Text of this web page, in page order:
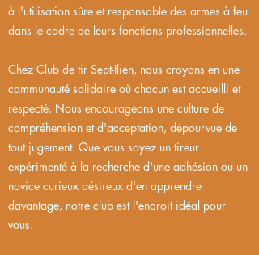
à l'utilisation sûre et responsable des armes à feu
dans le cadre de leurs fonctions professionnelles.
Chez Club de tir Sept-Ilien, nous croyons en une
communauté solidaire où chacun est accueilli et
respecté. Nous encourageons une culture de
compréhension et d'acceptation, dépourvue de
tout jugement. Que vous soyez un tireur
expérimenté à la recherche d'une adhésion ou un
novice curieux désireux d'en apprendre
davantage, notre club est l'endroit idéal pour
vous.